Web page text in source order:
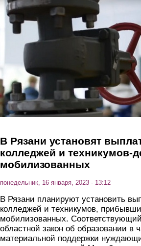
Перейти к основному содержанию
В Рязани установят
колледжей и техникумов-
мобилизованных
понедельник, 16 января, 2023 - 13:12
В Рязани планируют установить
колледжей и техникумов,
мобилизованных.
областной закон об образовании в
материальной поддержки